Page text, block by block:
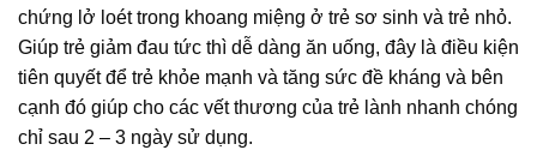
chứng lở loét trong khoang miệng ở trẻ sơ sinh và trẻ nhỏ.
Giúp trẻ giảm đau tức thì dễ dàng ăn uống, đây là điều kiện
tiên quyết để trẻ khỏe mạnh và tăng sức đề kháng và bên
cạnh đó giúp cho các vết thương của trẻ lành nhanh chóng
chỉ sau 2 – 3 ngày sử dụng.